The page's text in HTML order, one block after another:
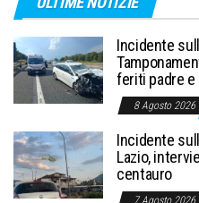
Incidente
feriti padre e
8 Agosto 2026
Incidente
Lazio,
centauro
7 Agosto 2026